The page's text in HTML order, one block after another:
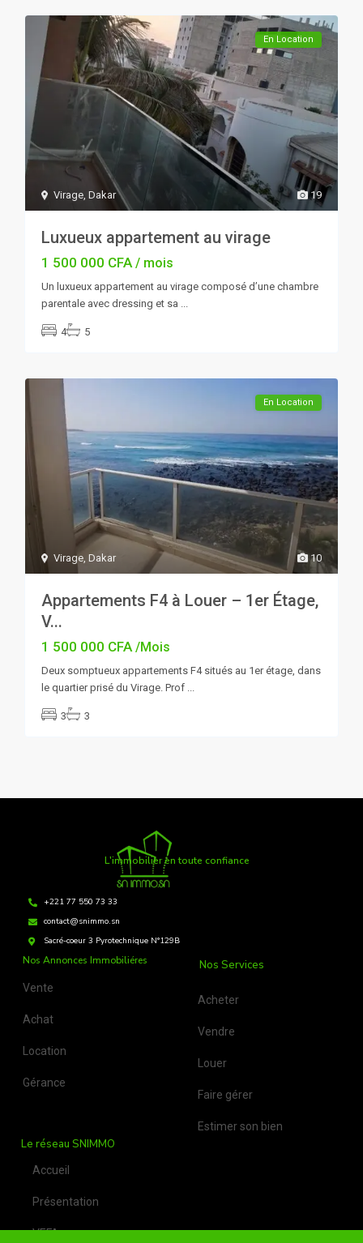
19
Virage ,Dakar
En Location
Luxueux appartement au virage
1 500 000 CFA/ mois
Un luxueux appartement au virage composé d’une chambre
parentale avec dressing et sa
4 5
10
Virage ,Dakar
En Location
Appartements F4 à Louer – 1er Étage,
V...
1 500 000 CFA/Mois
Deux somptueux appartements F4 situés au 1er étage, dans
le quartier prisé du Virage. Prof
3 3
L'immobilier en toute confiance
+221 77 550 73 33
contact@snimmo.sn
Sacré-coeur 3 Pyrotechnique N°129B
Nos Annonces Immobiliéres
Vente
Achat
Location
Gérance
Nos Services
Acheter
Vendre
Louer
Faire gérer
Estimer son bien
Le réseau SNIMMO
Accueil
Présentation
VEFA